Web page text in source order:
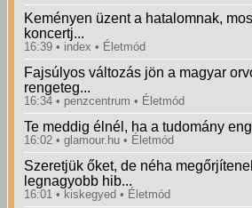
Keményen üzent a hatalomnak,
koncertj...
16:39 index Életmód
Fajsúlyos változás jön a magyar
rengeteg...
16:34 penzcentrum Életmód
Te meddig élnél, ha a tudomány
16:02 glamour.hu Életmód
Szeretjük őket, de néha
legnagyobb hib...
16:01 kiskegyed Életmód